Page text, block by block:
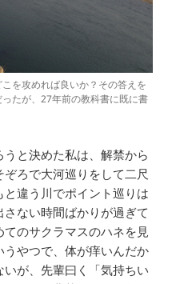
を攻めれば良いか？その答えを
たが、27年前の教科書に既に書
と決めた私は、解禁から
ろで大河巡りをして二尺
違う川でポイント巡りは
ない時間ばかりが過ぎて
のサクラマスのハネを見
やつで、体が痒いんだか
が、先輩曰く「気持ちい